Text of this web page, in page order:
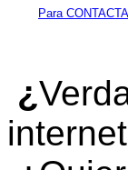
Para
¿